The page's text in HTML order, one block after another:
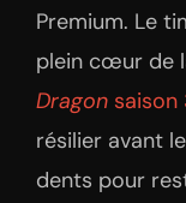
Premium. Le
plein cœur de
Dragon saison
résilier avant
dents pour